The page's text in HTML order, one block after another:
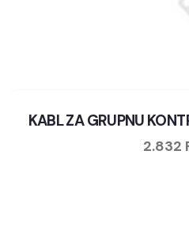
KABL ZA GRUPNU
2.832